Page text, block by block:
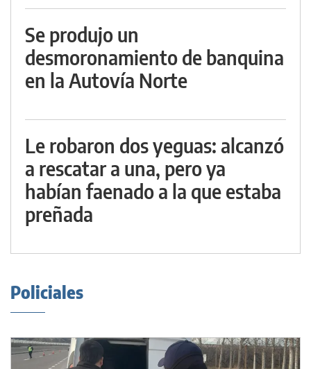
Se produjo un
desmoronamiento de banquina
en la Autovía Norte
Le robaron dos yeguas: alcanzó
a rescatar a una, pero ya
habían faenado a la que estaba
preñada
Policiales